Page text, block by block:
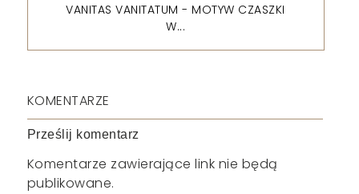
VANITAS VANITATUM - MOTYW CZASZKI
W...
KOMENTARZE
Prześlij komentarz
Komentarze zawierające link nie będą
publikowane.